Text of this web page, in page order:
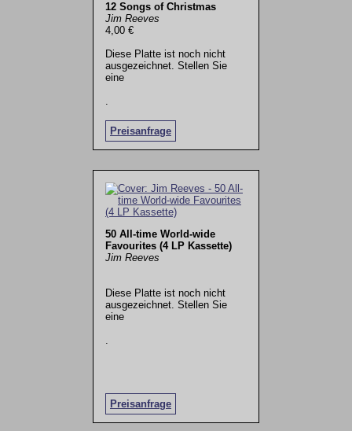
12 Songs of Christmas
Jim Reeves
4,00 €
Diese Platte ist noch nicht
ausgezeichnet. Stellen Sie
eine
Preisanfrage
.
50 All-time World-wide
Favourites (4 LP Kassette)
Jim Reeves
Diese Platte ist noch nicht
ausgezeichnet. Stellen Sie
eine
Preisanfrage